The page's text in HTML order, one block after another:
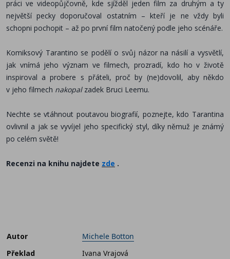
práci ve videopůjčovně, kde sjížděl jeden film za druhým a ty
největší pecky doporučoval ostatním – kteří je ne vždy byli
schopni pochopit – až po první film natočený podle jeho scénáře.
Komiksový Tarantino se podělí o svůj názor na násilí a vysvětlí,
jak vnímá jeho význam ve filmech, prozradí, kdo ho v životě
inspiroval a probere s přáteli, proč by (ne)dovolil, aby někdo
v jeho filmech nakopalzadek Bruci Leemu.
Nechte se vtáhnout poutavou biografií, poznejte, kdo Tarantina
ovlivnil a jak se vyvíjel jeho specifický styl, díky němuž je známý
po celém světě!
Recenzi na knihu najdete zde .
Autor
Michele Botton
Překlad
Ivana Vrajová